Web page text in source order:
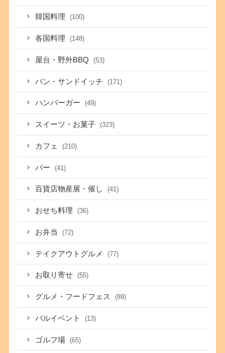
韓国料理 (100)
各国料理 (148)
屋台・野外BBQ (53)
パン・サンドイッチ (171)
ハンバーガー (49)
スイーツ・お菓子 (323)
カフェ (210)
バー (41)
百貨店物産展・催し (41)
おせち料理 (36)
お弁当 (72)
テイクアウトグルメ (77)
お取り寄せ (55)
グルメ・フードフェス (89)
バルイベント (13)
ゴルフ場 (65)